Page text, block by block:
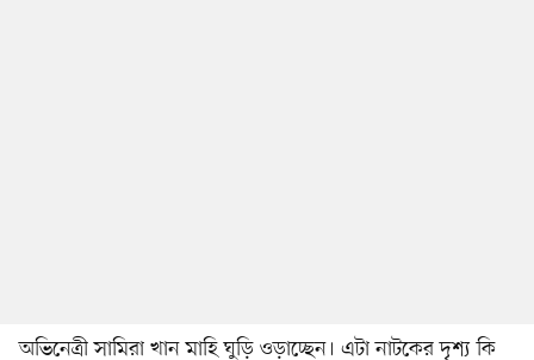
অভিনেত্রী সামিরা খান মাহি ঘুড়ি ওড়াচ্ছেন। এটা নাটকের দৃশ্য কি